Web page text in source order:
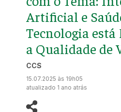
Artificial e
Tecnologia
a Qualidade de
CCS
15.07.2025 às 19h05
atualizado 1 ano atrás